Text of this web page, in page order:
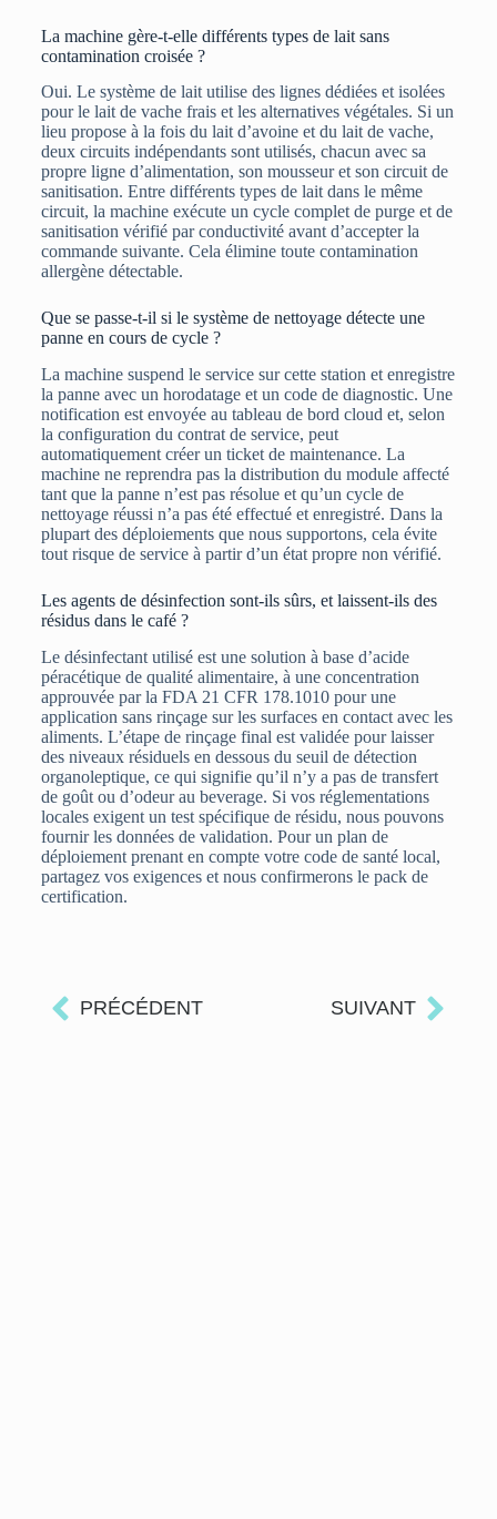
La machine gère-t-elle différents types de lait sans
contamination croisée ?
Oui. Le système de lait utilise des lignes dédiées et isolées
pour le lait de vache frais et les alternatives végétales. Si un
lieu propose à la fois du lait d’avoine et du lait de vache,
deux circuits indépendants sont utilisés, chacun avec sa
propre ligne d’alimentation, son mousseur et son circuit de
sanitisation. Entre différents types de lait dans le même
circuit, la machine exécute un cycle complet de purge et de
sanitisation vérifié par conductivité avant d’accepter la
commande suivante. Cela élimine toute contamination
allergène détectable.
Que se passe-t-il si le système de nettoyage détecte une
panne en cours de cycle ?
La machine suspend le service sur cette station et enregistre
la panne avec un horodatage et un code de diagnostic. Une
notification est envoyée au tableau de bord cloud et, selon
la configuration du contrat de service, peut
automatiquement créer un ticket de maintenance. La
machine ne reprendra pas la distribution du module affecté
tant que la panne n’est pas résolue et qu’un cycle de
nettoyage réussi n’a pas été effectué et enregistré. Dans la
plupart des déploiements que nous supportons, cela évite
tout risque de service à partir d’un état propre non vérifié.
Les agents de désinfection sont-ils sûrs, et laissent-ils des
résidus dans le café ?
Le désinfectant utilisé est une solution à base d’acide
péracétique de qualité alimentaire, à une concentration
approuvée par la FDA 21 CFR 178.1010 pour une
application sans rinçage sur les surfaces en contact avec les
aliments. L’étape de rinçage final est validée pour laisser
des niveaux résiduels en dessous du seuil de détection
organoleptique, ce qui signifie qu’il n’y a pas de transfert
de goût ou d’odeur au beverage. Si vos réglementations
locales exigent un test spécifique de résidu, nous pouvons
fournir les données de validation. Pour un plan de
déploiement prenant en compte votre code de santé local,
partagez vos exigences et nous confirmerons le pack de
certification.
PRÉCÉDENT SUIVANT